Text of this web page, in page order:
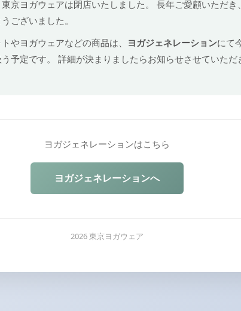
東京ヨガウェアは閉店いたしました。 長年ご愛顧いただき
ございました。
やヨガウェアなどの商品は、 ヨガジェネレーションにて
予定です。 詳細が決まりましたらお知らせさせていただ
ヨガジェネレーションはこちら
ヨガジェネレーションへ
2026 東京ヨガウェア